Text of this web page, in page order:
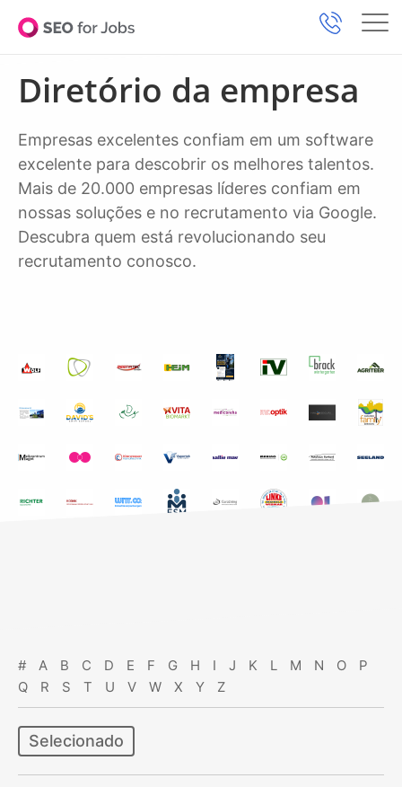
Diretório da empresa
Empresas excelentes confiam em um software
excelente para descobrir os melhores talentos.
Mais de 20.000 empresas líderes confiam em
nossas soluções e no recrutamento via Google.
Descubra quem está revolucionando seu
recrutamento conosco.
# A B C D E F G H I J K L M N O
P
Q
R S T U V W X Y Z
Selecionado